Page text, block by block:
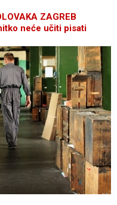
ZAGREB
neće učiti pisati